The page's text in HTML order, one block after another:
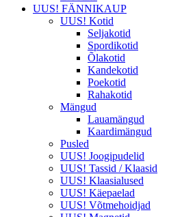
UUS! FÄNNIKAUP
UUS! Kotid
Seljakotid
Spordikotid
Õlakotid
Kandekotid
Poekotid
Rahakotid
Mängud
Lauamängud
Kaardimängud
Pusled
UUS! Joogipudelid
UUS! Tassid / Klaasid
UUS! Klaasialused
UUS! Käepaelad
UUS! Võtmehoidjad